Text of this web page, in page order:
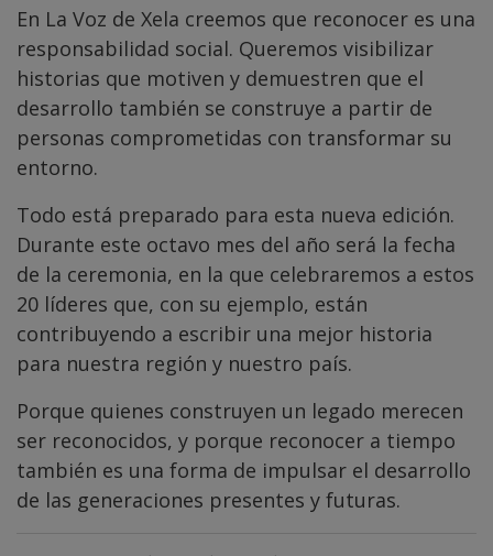
En La Voz de Xela creemos que reconocer es una
responsabilidad social. Queremos visibilizar
historias que motiven y demuestren que el
desarrollo también se construye a partir de
personas comprometidas con transformar su
entorno.
Todo está preparado para esta nueva edición.
Durante este octavo mes del año será la fecha
de la ceremonia, en la que celebraremos a estos
20 líderes que, con su ejemplo, están
contribuyendo a escribir una mejor historia
para nuestra región y nuestro país.
Porque quienes construyen un legado merecen
ser reconocidos, y porque reconocer a tiempo
también es una forma de impulsar el desarrollo
de las generaciones presentes y futuras.